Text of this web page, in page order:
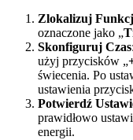
Zlokalizuj
oznaczone jako „
Skonfiguruj Czas
użyj przycisków „
świecenia. Po
ustawienia
Potwierdź
prawidłowo
energii.